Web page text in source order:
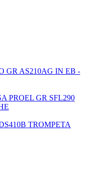
GR AS210AG IN EB -
PROEL GR SFL290
TROMPETA